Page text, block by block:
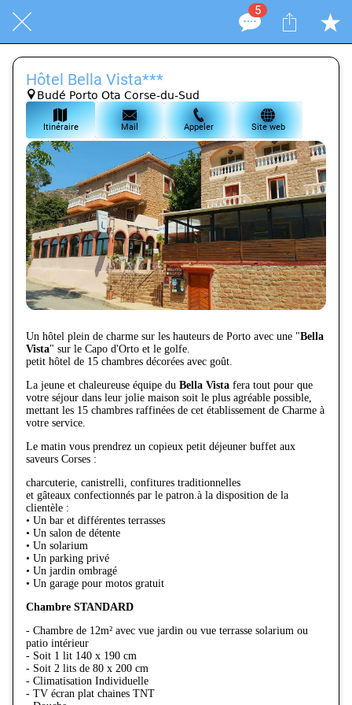
5
Hôtel Bella Vista***
Budé Porto Ota Corse-du-Sud
Itinéraire Mail Appeler Site web
Un hôtel plein de charme sur les hauteurs de Porto avec une "Bella
Vista" sur le Capo d'Orto et le golfe.
petit hôtel de 15 chambres décorées avec goût.
La jeune et chaleureuse équipe du Bella Vista fera tout pour que
votre séjour dans leur jolie maison soit le plus agréable possible,
mettant les 15 chambres raffinées de cet établissement de Charme à
votre service.
Le matin vous prendrez un copieux petit déjeuner buffet aux
saveurs Corses :
charcuterie, canistrelli, confitures traditionnelles
et gâteaux confectionnés par le patron.à la disposition de la
clientèle :
• Un bar et différentes terrasses
• Un salon de détente
• Un solarium
• Un parking privé
• Un jardin ombragé
• Un garage pour motos gratuit
Chambre STANDARD
- Chambre de 12m² avec vue jardin ou vue terrasse solarium ou
patio intérieur
- Soit 1 lit 140 x 190 cm
- Soit 2 lits de 80 x 200 cm
- Climatisation Individuelle
- TV écran plat chaines TNT